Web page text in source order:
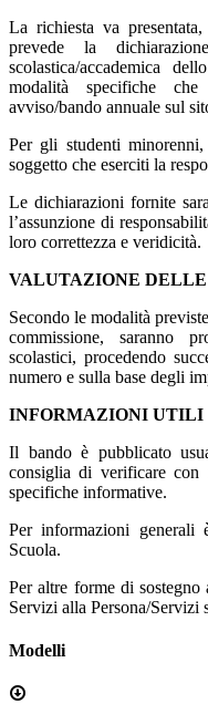
La richiesta va
prevede la
scolastica/accademica
modalità specifiche
avviso/bando annuale sul
Per gli studenti
soggetto che eserciti la
Le dichiarazioni fornite
l’assunzione di
loro correttezza e veridicità.
VALUTAZIONE
Secondo le modalità
commissione, saranno
scolastici, procedendo
numero e sulla base degli
INFORMAZIONI UTILI
Il bando è pubblicato
consiglia di verificare
specifiche informative.
Per informazioni generali
Scuola.
Per altre forme di
Servizi alla Persona/Servizi
Modelli